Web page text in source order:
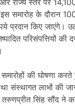
राज्य स्तर पर
समारोह के दौरान 100
प्रदान किए जाएंगे।
परिसंपत्तियों
की घोषणा
संस्थागत लाभों की
सिंह सौंद ने